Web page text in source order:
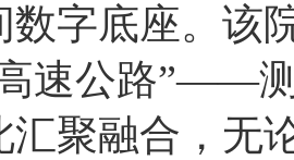
数字底座。该
速公路”——
汇聚融合，无